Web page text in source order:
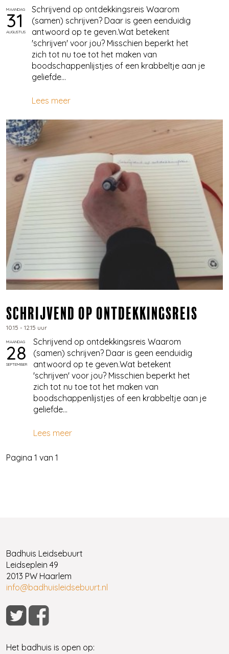
MAANDAG
31
AUGUSTUS
Schrijvend op ontdekkingsreis Waarom
(samen) schrijven? Daar is geen eenduidig
antwoord op te geven.Wat betekent
'schrijven' voor jou? Misschien beperkt het
zich tot nu toe tot het maken van
boodschappenlijstjes of een krabbeltje aan je
geliefde...
Lees meer
​Schrijvend op ontdekkingsreis
10.15 - 12.15 uur
MAANDAG
28
SEPTEMBER
Schrijvend op ontdekkingsreis Waarom
(samen) schrijven? Daar is geen eenduidig
antwoord op te geven.Wat betekent
'schrijven' voor jou? Misschien beperkt het
zich tot nu toe tot het maken van
boodschappenlijstjes of een krabbeltje aan je
geliefde...
Lees meer
Pagina 1 van 1
Badhuis Leidsebuurt
Leidseplein 49
2013 PW Haarlem
info@badhuisleidsebuurt.nl
Het badhuis is open op: